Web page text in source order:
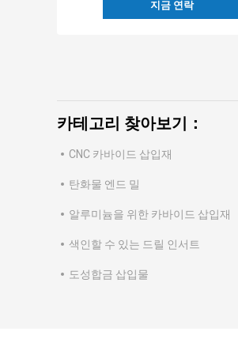
지금 연락
카테고리 찾아보기：
CNC 카바이드 삽입재
탄화물 엔드 밀
알루미늄을 위한 카바이드 삽입재
색인할 수 있는 드릴 인서트
도성합금 삽입물